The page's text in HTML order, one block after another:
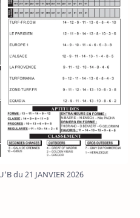
du 21 JANVIER 2026